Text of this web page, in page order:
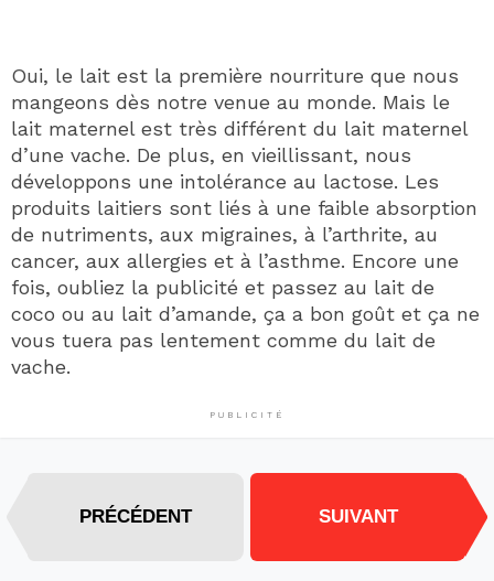
Oui, le lait est la première nourriture que nous
mangeons dès notre venue au monde. Mais le
lait maternel est très différent du lait maternel
d’une vache. De plus, en vieillissant, nous
développons une intolérance au lactose. Les
produits laitiers sont liés à une faible absorption
de nutriments, aux migraines, à l’arthrite, au
cancer, aux allergies et à l’asthme. Encore une
fois, oubliez la publicité et passez au lait de
coco ou au lait d’amande, ça a bon goût et ça ne
vous tuera pas lentement comme du lait de
vache.
PUBLICITÉ
PRÉCÉDENT SUIVANT